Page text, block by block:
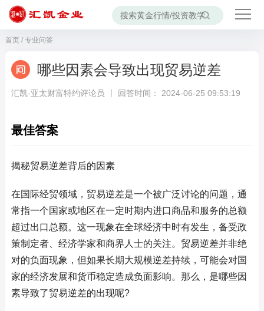
首页/ 专业问答
哪些因素会导致出现贸易逆差
汇凯-亚太财富特约评论员 丨 回答时间： 2024-06-25 09:53:19
最佳答案
揭秘贸易逆差背后的因素
在国际经贸领域，贸易逆差是一个被广泛讨论的问题，通
常指一个国家或地区在一定时期内进口商品和服务的总额
超过出口总额。这一现象在全球经济中时有发生，备受政
策制定者、经济学家和商界人士的关注。贸易逆差并非绝
对的负面现象，但如果长期大规模逆差持续，可能会对国
家的经济发展和货币稳定造成负面影响。那么，是哪些因
素导致了贸易逆差的出现呢?